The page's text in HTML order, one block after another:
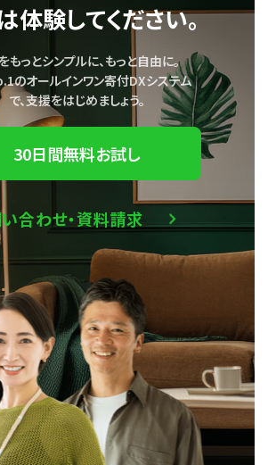
体験してください。
もっとシンプルに、もっと自由に。
のオールインワン寄付DXシステム
で、支援をはじめましょう。
30日間無料お試し
合わせ・資料請求